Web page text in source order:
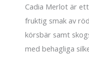
Cadia Merlot är
fruktig smak av
körsbär samt
med behagliga